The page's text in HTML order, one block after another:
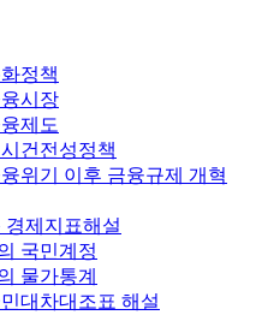
정책
시장
제도
건전성정책
위기 이후 금융규제 개혁
경제지표해설
국민계정
물가통계
대차대조표 해설